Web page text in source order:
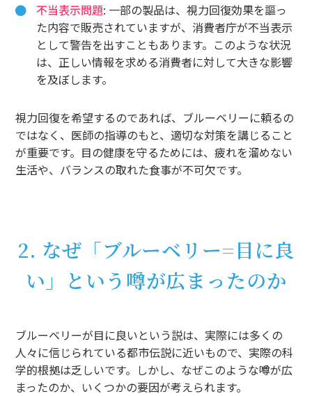
不当表示問題: 一部の製品は、視力回復効果を謳っ
た内容で販売されていますが、消費者庁が不当表示
として警告を出すこともあります。このような状況
は、正しい情報を求める消費者に対して大きな影響
を及ぼします。
視力回復を希望するのであれば、ブルーベリーに頼るの
ではなく、医師の指導のもと、適切な対策を講じること
が重要です。目の健康を守るためには、疲れを溜めない
生活や、バランスの取れた食事が不可欠です。
2. なぜ「ブルーベリー=目に良
い」という噂が広まったのか
ブルーベリーが目に良いという説は、実際には多くの
人々に信じられている都市伝説に近いもので、実際の科
学的根拠は乏しいです。しかし、なぜこのような噂が広
まったのか、いくつかの要因が考えられます。